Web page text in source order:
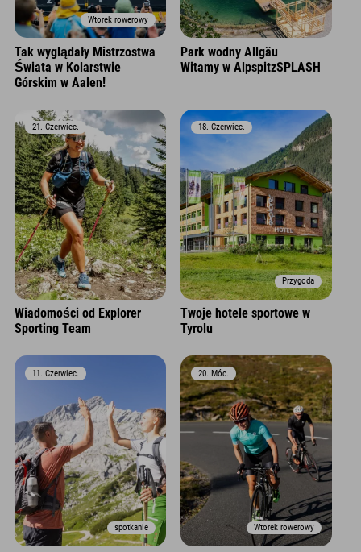
Wtorek rowerowy
Tak wyglądały Mistrzostwa
Świata w Kolarstwie
Górskim w Aalen!
Park wodny Allgäu
Witamy w AlpspitzSPLASH
21. Czerwiec.
Wiadomości od Explorer
Sporting Team
Przygoda
18. Czerwiec.
Twoje hotele sportowe w
Tyrolu
spotkanie
11. Czerwiec.
Wtorek rowerowy
20. Móc.